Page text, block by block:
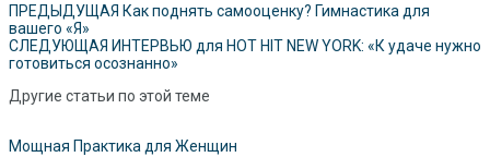
ПРЕДЫДУЩАЯ Как поднять самооценку? Гимнастика для
вашего «Я»
СЛЕДУЮЩАЯ ИНТЕРВЬЮ для HOT HIT NEW YORK: «К удаче нужно
готовиться осознанно»
Другие статьи по этой теме
Мощная Практика для Женщин